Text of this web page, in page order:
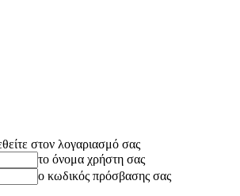
στον λογαριασμό σας
το όνομα χρήστη σας
ο κωδικός πρόσβασης σας